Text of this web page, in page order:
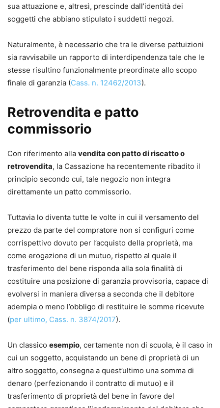
sua attuazione e, altresì, prescinde dall’identità dei
soggetti che abbiano stipulato i suddetti negozi.
Naturalmente, è necessario che tra le diverse pattuizioni
sia ravvisabile un rapporto di interdipendenza tale che le
stesse risultino funzionalmente preordinate allo scopo
finale di garanzia (Cass. n. 12462/2013).
Retrovendita e patto
commissorio
Con riferimento alla vendita con patto di riscatto o
retrovendita, la Cassazione ha recentemente ribadito il
principio secondo cui, tale negozio non integra
direttamente un patto commissorio.
Tuttavia lo diventa tutte le volte in cui il versamento del
prezzo da parte del compratore non si configuri come
corrispettivo dovuto per l’acquisto della proprietà, ma
come erogazione di un mutuo, rispetto al quale il
trasferimento del bene risponda alla sola finalità di
costituire una posizione di garanzia provvisoria, capace di
evolversi in maniera diversa a seconda che il debitore
adempia o meno l’obbligo di restituire le somme ricevute
(per ultimo, Cass. n. 3874/2017).
Un classico esempio, certamente non di scuola, è il caso in
cui un soggetto, acquistando un bene di proprietà di un
altro soggetto, consegna a quest’ultimo una somma di
denaro (perfezionando il contratto di mutuo) e il
trasferimento di proprietà del bene in favore del